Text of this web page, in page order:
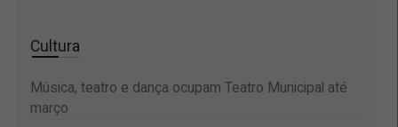
Cultura
Música, teatro e dança ocupam Teatro Municipal até
março